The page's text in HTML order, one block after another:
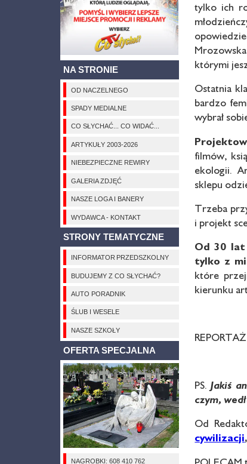
NA STRONIE
OD NACZELNEGO
SPADY MEDIALNE
CO SŁYCHAĆ... CO WIDAĆ...
ARTYKUŁY 2003-2026
NIEBEZPIECZNE REWIRY
GALERIA ZDJĘĆ
NASZE LOGA I BANERY
WYDAWCA - KONTAKT
STRONY TEMATYCZNE
INFORMATOR PRZEDSZKOLNY
BUDUJEMY Z CO SŁYCHAĆ?
AUTO PORADNIK
ŚLUB I WESELE
NASZE SZKOŁY
OFERTA SPECJALNA
NAGROBKI: 608 410 762
tylko ich
którymi
Ostatnia
bardzo
wybrał
filmów,
ekologii.
sklepu
Trzeba
i projekt
Od 30 lat
tylko z
które
kierunku
PS.Jakiś
czym,
Od
cywilizacji